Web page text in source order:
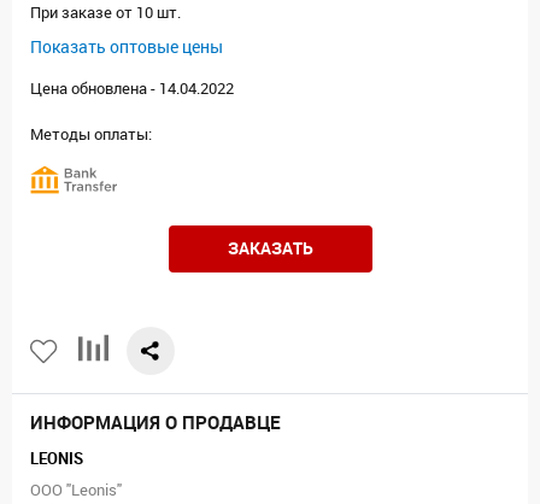
При заказе от 10 шт.
Показать оптовые цены
Цена обновлена - 14.04.2022
Методы оплаты:
ЗАКАЗАТЬ
ИНФОРМАЦИЯ О ПРОДАВЦЕ
LEONIS
ООО "Leonis"